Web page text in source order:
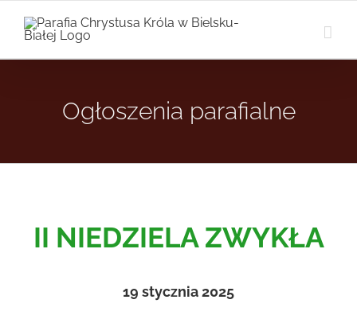
zawartości
Ogłoszenia parafialne
II NIEDZIELA ZWYKŁA
19 stycznia 2025